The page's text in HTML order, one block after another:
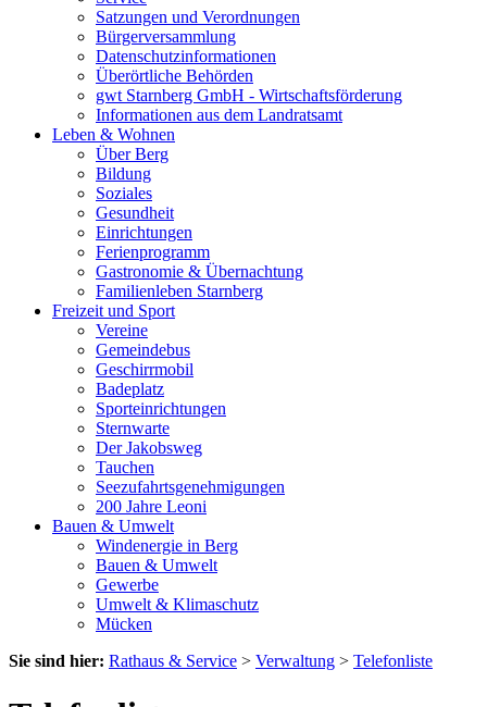
Satzungen und Verordnungen
Bürgerversammlung
Datenschutzinformationen
Überörtliche Behörden
gwt Starnberg GmbH - Wirtschaftsförderung
Informationen aus dem Landratsamt
Leben & Wohnen
Über Berg
Bildung
Soziales
Gesundheit
Einrichtungen
Ferienprogramm
Gastronomie & Übernachtung
Familienleben Starnberg
Freizeit und Sport
Vereine
Gemeindebus
Geschirrmobil
Badeplatz
Sporteinrichtungen
Sternwarte
Der Jakobsweg
Tauchen
Seezufahrtsgenehmigungen
200 Jahre Leoni
Bauen & Umwelt
Windenergie in Berg
Bauen & Umwelt
Gewerbe
Umwelt & Klimaschutz
Mücken
Sie sind hier: Rathaus & Service > Verwaltung > Telefonliste